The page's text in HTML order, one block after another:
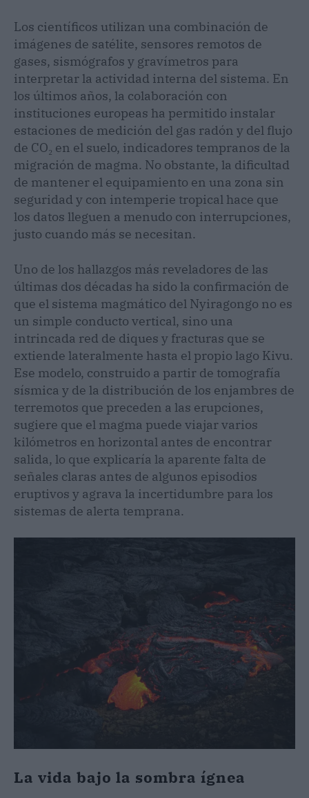
Los científicos utilizan una combinación de
imágenes de satélite, sensores remotos de
gases, sismógrafos y gravímetros para
interpretar la actividad interna del sistema. En
los últimos años, la colaboración con
instituciones europeas ha permitido instalar
estaciones de medición del gas radón y del flujo
de CO₂ en el suelo, indicadores tempranos de la
migración de magma. No obstante, la dificultad
de mantener el equipamiento en una zona sin
seguridad y con intemperie tropical hace que
los datos lleguen a menudo con interrupciones,
justo cuando más se necesitan.
Uno de los hallazgos más reveladores de las
últimas dos décadas ha sido la confirmación de
que el sistema magmático del Nyiragongo no es
un simple conducto vertical, sino una
intrincada red de diques y fracturas que se
extiende lateralmente hasta el propio lago Kivu.
Ese modelo, construido a partir de tomografía
sísmica y de la distribución de los enjambres de
terremotos que preceden a las erupciones,
sugiere que el magma puede viajar varios
kilómetros en horizontal antes de encontrar
salida, lo que explicaría la aparente falta de
señales claras antes de algunos episodios
eruptivos y agrava la incertidumbre para los
sistemas de alerta temprana.
La vida bajo la sombra ígnea